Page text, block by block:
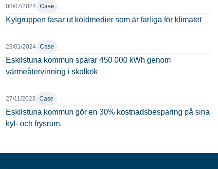
08/07/2024 Case
Kylgruppen fasar ut köldmedier som är farliga för klimatet
23/01/2024 Case
Eskilstuna kommun sparar 450 000 kWh genom
värmeåtervinning i skolkök
27/11/2023 Case
Eskilstuna kommun gör en 30% kostnadsbesparing på sina
kyl- och frysrum.